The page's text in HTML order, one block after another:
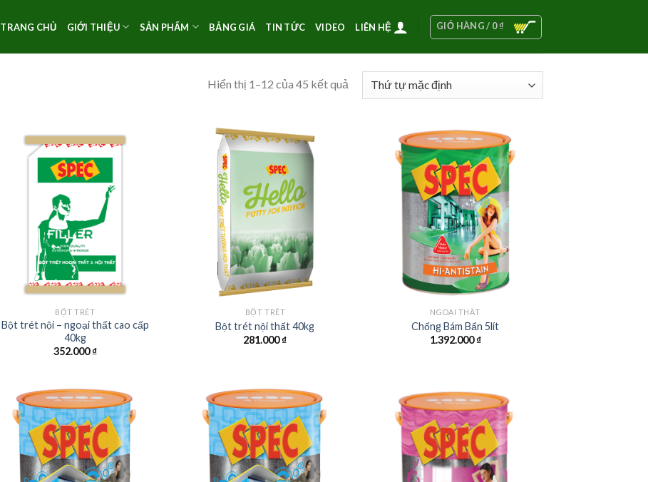
TRANG CHỦ GIỚI THIỆU SẢN PHẨM BẢNG GIÁ TIN TỨC VIDEO LIÊN HỆ GIỎ HÀNG / 0₫
Hiển thị 1–12 của 45 kết quả
BỘT TRÉT
Bột trét nội – ngoại thất cao cấp
40kg
352.000₫
BỘT TRÉT
Bột trét nội thất 40kg
281.000₫
NGOẠI THẤT
Chống Bám Bẩn 5lít
1.392.000₫